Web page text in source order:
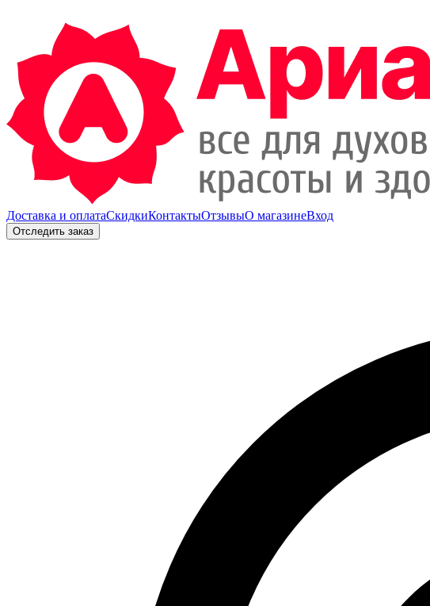
Доставка и оплатаСкидкиКонтактыОтзывыО магазинеВход
Отследить заказ